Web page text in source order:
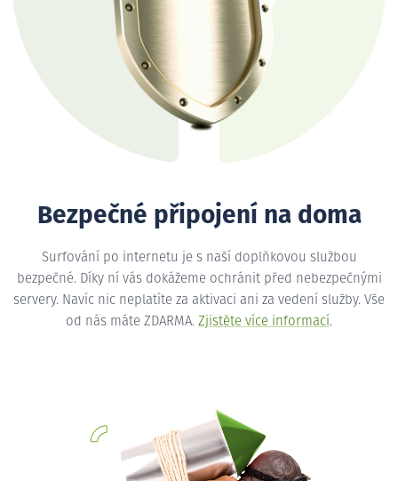
Bezpečné připojení na doma
Surfování po internetu je s naší doplňkovou službou
bezpečné. Díky ní vás dokážeme ochránit před nebezpečnými
servery. Navíc nic neplatíte za aktivaci ani za vedení služby. Vše
od nás máte ZDARMA. Zjistěte více informací.